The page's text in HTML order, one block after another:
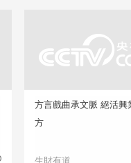
方言戲曲承文脈 絕活興
方
生財有道